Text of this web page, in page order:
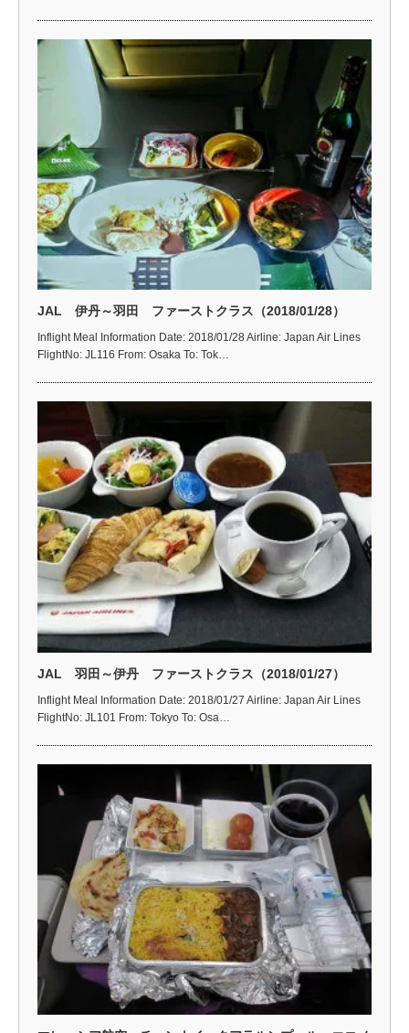
JAL 伊丹～羽田 ファーストクラス（2018/01/28）
Inflight Meal Information Date: 2018/01/28 Airline: Japan Air Lines
FlightNo: JL116 From: Osaka To: Tok…
JAL 羽田～伊丹 ファーストクラス（2018/01/27）
Inflight Meal Information Date: 2018/01/27 Airline: Japan Air Lines
FlightNo: JL101 From: Tokyo To: Osa…